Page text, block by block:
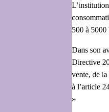
500 à 5000
Dans son
Directive
vente, de
à l’article
»